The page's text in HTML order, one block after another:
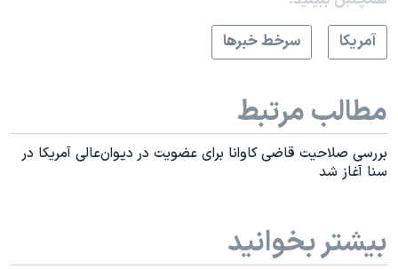
آمريکا
سرخط خبرها
مطالب مرتبط
بررسی صلاحیت قاضی کاوانا برای عضویت در دیوان‌عالی آمریکا در
سنا آغاز شد
بیشتر بخوانید